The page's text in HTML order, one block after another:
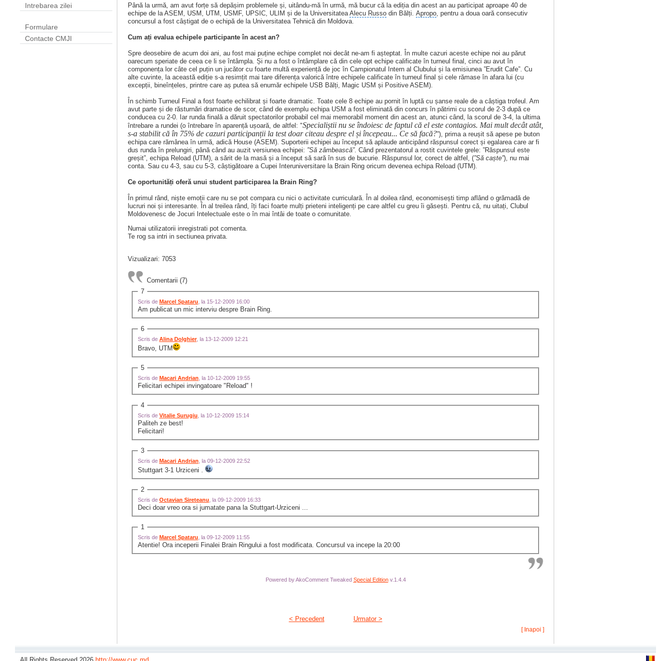
Intrebarea zilei
Formulare
Contacte CMJI
Până la urmă, am avut forțe să depășim problemele și, uitându-mă în urmă, mă bucur că la ediția din acest an au participat aproape 40 de
echipe de la ASEM, USM, UTM, USMF, UPSIC, ULIM și de la Universitatea Alecu Russo din Bălți. Apropo , pentru a doua oară consecutiv
concursul a fost câștigat de o echipă de la Universitatea Tehnică din Moldova.
Cum ați evalua echipele participante în acest an?
Spre deosebire de acum doi ani, au fost mai puține echipe complet noi decât ne-am fi așteptat. În multe cazuri aceste echipe noi au părut
oarecum speriate de ceea ce li se întâmpla. Și nu a fost o întâmplare că din cele opt echipe calificate în turneul final, cinci au avut în
componența lor câte cel puțin un jucător cu foarte multă experiență de joc în Campionatul Intern al Clubului și la emisiunea ”Erudit Cafe”. Cu
alte cuvinte, la această ediție s-a resimțit mai tare diferența valorică între echipele calificate în turneul final și cele rămase în afara lui (cu
excepții, bineînțeles, printre care aș putea să enumăr echipele USB Bălți, Magic USM și Positive ASEM).
În schimb Turneul Final a fost foarte echilibrat și foarte dramatic. Toate cele 8 echipe au pornit în luptă cu șanse reale de a câștiga trofeul. Am
avut parte și de răsturnări dramatice de scor, când de exemplu echipa USM a fost eliminată din concurs în pătrimi cu scorul de 2-3 după ce
conducea cu 2-0. Iar runda finală a dăruit spectatorilor probabil cel mai memorabil moment din acest an, atunci când, la scorul de 3-4, la ultima
întrebare a rundei (o întrebare în aparență ușoară, de altfel: "Specialiștii nu se îndoiesc de faptul că el este contagios. Mai mult decât atât,
s-a stabilit că în 75% de cazuri participanții la test doar citeau despre el și începeau... Ce să facă?”), prima a reușit să apese pe buton
echipa care rămânea în urmă, adică House (ASEM). Suporterii echipei au început să aplaude anticipând răspunsul corect și egalarea care ar fi
dus runda în prelungiri, până când au auzit versiunea echipei: ”Să zâmbească”. Când prezentatorul a rostit cuvintele grele: ”Răspunsul este
greșit”, echipa Reload (UTM), a sărit de la masă și a început să sară în sus de bucurie. Răspunsul lor, corect de altfel, (”Să caște”), nu mai
conta. Sau cu 4-3, sau cu 5-3, câștigătoare a Cupei Interuniversitare la Brain Ring oricum devenea echipa Reload (UTM).
Ce oportunități oferă unui student participarea la Brain Ring?
În primul rând, niște emoții care nu se pot compara cu nici o activitate curriculară. În al doilea rând, economisești timp aflând o grămadă de
lucruri noi și interesante. În al treilea rând, îți faci foarte mulți prieteni inteligenți pe care altfel cu greu îi găsești. Pentru că, nu uitați, Clubul
Moldovenesc de Jocuri Intelectuale este o în mai întâi de toate o comunitate.
Numai utilizatorii inregistrati pot comenta.
Te rog sa intri in sectiunea privata.
Vizualizari: 7053
Comentarii (7)
7
Scris de Marcel Spataru , la 15-12-2009 16:00
Am publicat un mic interviu despre Brain Ring.
6
Scris de Alina Dolghier, la 13-12-2009 12:21
Bravo, UTM
5
Scris de Macari Andrian , la 10-12-2009 19:55
Felicitari echipei invingatoare "Reload" !
4
Scris de Vitalie Surugiu , la 10-12-2009 15:14
Paliteh ze best!
Felicitari!
3
Scris de Macari Andrian , la 09-12-2009 22:52
Stuttgart 3-1 Urziceni .
2
Scris de Octavian Sireteanu , la 09-12-2009 16:33
Deci doar vreo ora si jumatate pana la Stuttgart-Urziceni ...
1
Scris de Marcel Spataru , la 09-12-2009 11:55
Atentie! Ora inceperii Finalei Brain Ringului a fost modificata. Concursul va incepe la 20:00
Powered by AkoComment Tweaked Special Editionv.1.4.4
< Precedent Urmator >
[ Inapoi ]